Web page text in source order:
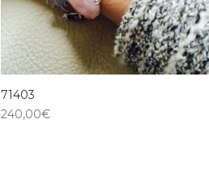
71403
240,00€